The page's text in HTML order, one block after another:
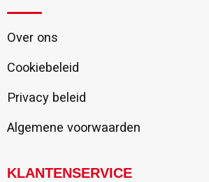
Over ons
Cookiebeleid
Privacy beleid
Algemene voorwaarden
KLANTENSERVICE